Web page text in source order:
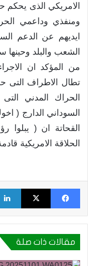
الامريكي الذى يحكم
ومنفذي وداعمي
ايديهم عن الدعم
الشعب والبلد
من المؤكد ان
تطال الاطراف
الحراك المدني
السوداني الدارج (
القحاتة ان ( يبلوا
الحلاقة الامريكية
فيسبوك X
مقالات ذات صلة